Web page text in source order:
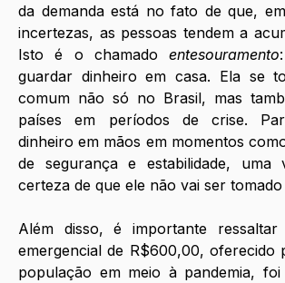
da demanda está no fato de que,
incertezas, as pessoas tendem a
Isto é o chamado entesouramento
guardar dinheiro em casa. Ela se
comum não só no Brasil, mas
países em períodos de crise.
dinheiro em mãos em momentos
de segurança e estabilidade,
certeza de que ele não vai ser
Além disso, é importante
emergencial de R$600,00, oferecido
população em meio à pandemia,